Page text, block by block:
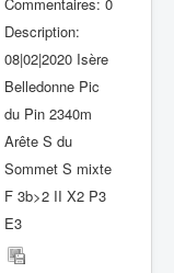
Commentaires: 0
Description:
08|02|2020 Isère
Belledonne Pic
du Pin 2340m
Arête S du
Sommet S mixte
F 3b>2 II X2 P3
E3